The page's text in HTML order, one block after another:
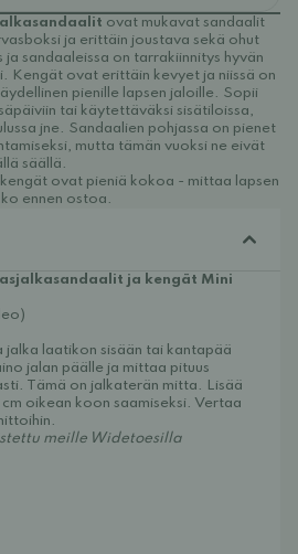
ovat mukavat sandaalit
ja erittäin joustava sekä ohut
sandaaleissa on tarrakiinnitys hyvän
Kengät ovat erittäin kevyet ja niissä on
pienille lapsen jaloille. Sopii
tai käytettäväksi sisätiloissa,
jne. Sandaalien pohjassa on pienet
mutta tämän vuoksi ne eivät
säällä.
ovat pieniä kokoa - mittaa lapsen
ennen ostoa.
ja kengät Mini
laatikon sisään tai kantapää
jalan päälle ja mittaa pituus
Tämä on jalkaterän mitta. Lisää
oikean koon saamiseksi. Vertaa
meille Widetoesilla